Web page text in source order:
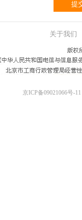
提
关于我们
京ICP备09021066号-11